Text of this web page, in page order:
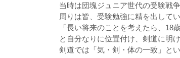
当時は団塊ジュニア世代の受験戦
周りは皆、受験勉強に精を出してい
「長い将来のことを考えたら、18
と自分なりに位置付け、剣道に明
剣道では「気・剣・体の一致」と